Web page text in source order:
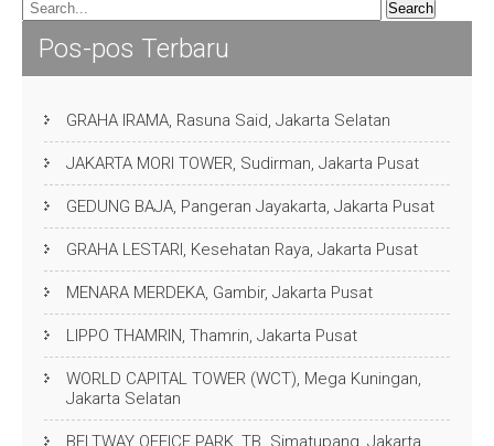
Pos-pos Terbaru
GRAHA IRAMA, Rasuna Said, Jakarta Selatan
JAKARTA MORI TOWER, Sudirman, Jakarta Pusat
GEDUNG BAJA, Pangeran Jayakarta, Jakarta Pusat
GRAHA LESTARI, Kesehatan Raya, Jakarta Pusat
MENARA MERDEKA, Gambir, Jakarta Pusat
LIPPO THAMRIN, Thamrin, Jakarta Pusat
WORLD CAPITAL TOWER (WCT), Mega Kuningan,
Jakarta Selatan
BELTWAY OFFICE PARK, TB. Simatupang, Jakarta